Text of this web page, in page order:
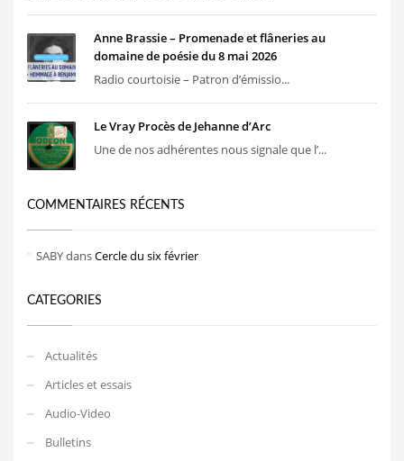
Anne Brassie – Promenade et flâneries au
domaine de poésie du 8 mai 2026
Radio courtoisie – Patron d’émissio...
Le Vray Procès de Jehanne d’Arc
Une de nos adhérentes nous signale que l’...
COMMENTAIRES RÉCENTS
SABYdansCercle du six février
CATEGORIES
Actualités
Articles et essais
Audio-Video
Bulletins